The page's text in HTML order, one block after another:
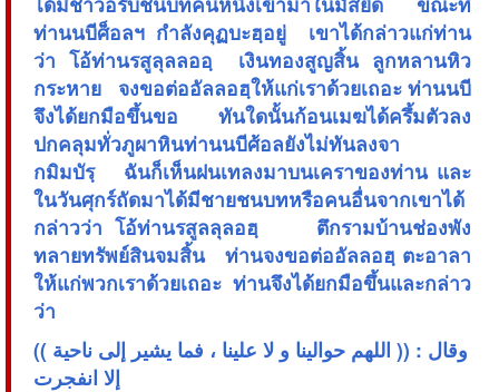
ท่านนบีศ็อลฯ กำลังคุฏบะฮฺอยู่ เขาได้กล่าวแก่ท่าน
ว่า โอ้ท่านรสูลุลลออฺ เงินทองสูญสิ้น ลูกหลานหิว
กระหาย จงขอต่ออัลลอฮฺให้แก่เราด้วยเถอะ ท่านนบี
จึงได้ยกมือขึ้นขอ ทันใดนั้นก้อนเมฆได้ครึ้มตัวลง
ปกคลุมทั่วภูผาหินท่านนบีศ้อลยังไม่ทันลงจา
กมิมบัรฺ ฉันก็เห็นฝนเทลงมาบนเคราของท่าน และ
ในวันศุกร์ถัดมาได้มีชายชนบทหรือคนอื่นจากเขาได้
กล่าวว่า โอ้ท่านรสูลลุลอฮฺ ตึกรามบ้านช่องพัง
ทลายทรัพย์สินจมสิ้น ท่านจงขอต่ออัลลอฮฺ ตะอาลา
ให้แก่พวกเราด้วยเถอะ ท่านจึงได้ยกมือขึ้นและกล่าว
ว่า
(( وقال : (( اللهم حوالينا و لا علينا ، فما يشير إلى ناحية
إلا انفجرت